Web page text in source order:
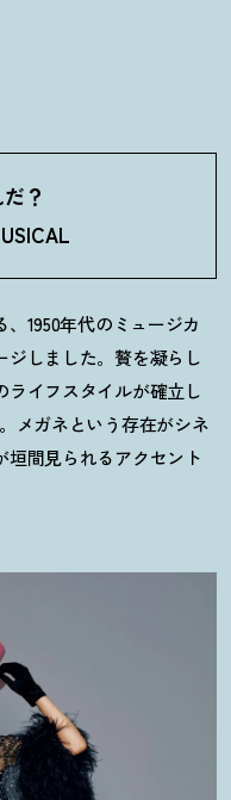
？
、1950年代のミュージカ
ジしました。贅を凝らし
ライフスタイルが確立し
メガネという存在がシネ
垣間見られるアクセント